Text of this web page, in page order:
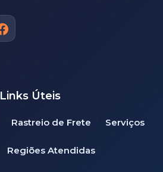
Links Úteis
Rastreio de Frete Serviços
Regiões Atendidas